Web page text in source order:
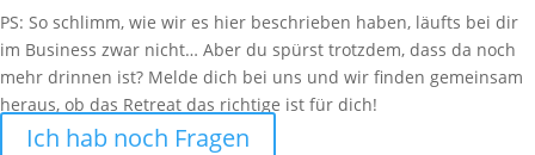
PS: So schlimm, wie wir es hier beschrieben haben, läufts bei dir
im Business zwar nicht… Aber du spürst trotzdem, dass da noch
mehr drinnen ist? Melde dich bei uns und wir finden gemeinsam
heraus, ob das Retreat das richtige ist für dich!
Ich hab noch Fragen